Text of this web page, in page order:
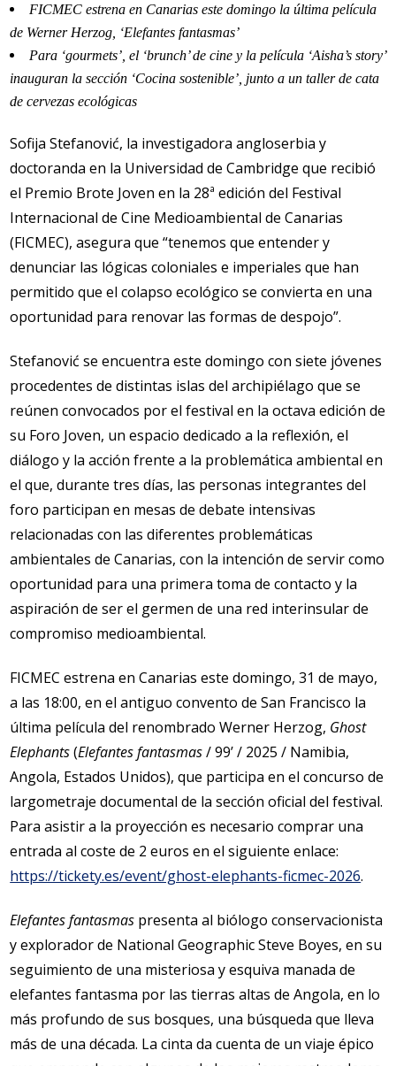
FICMEC estrena en Canarias este domingo la última película
de Werner Herzog, ‘Elefantes fantasmas’
Para ‘gourmets’, el ‘brunch’ de cine y la película ‘Aisha’s story’
inauguran la sección ‘Cocina sostenible’, junto a un taller de cata
de cervezas ecológicas
Sofija Stefanović, la investigadora angloserbia y
doctoranda en la Universidad de Cambridge que recibió
el Premio Brote Joven en la 28ª edición del Festival
Internacional de Cine Medioambiental de Canarias
(FICMEC), asegura que “tenemos que entender y
denunciar las lógicas coloniales e imperiales que han
permitido que el colapso ecológico se convierta en una
oportunidad para renovar las formas de despojo”.
Stefanović se encuentra este domingo con siete jóvenes
procedentes de distintas islas del archipiélago que se
reúnen convocados por el festival en la octava edición de
su Foro Joven, un espacio dedicado a la reflexión, el
diálogo y la acción frente a la problemática ambiental en
el que, durante tres días, las personas integrantes del
foro participan en mesas de debate intensivas
relacionadas con las diferentes problemáticas
ambientales de Canarias, con la intención de servir como
oportunidad para una primera toma de contacto y la
aspiración de ser el germen de una red interinsular de
compromiso medioambiental.
FICMEC estrena en Canarias este domingo, 31 de mayo,
a las 18:00, en el antiguo convento de San Francisco la
última película del renombrado Werner Herzog, Ghost
Elephants(Elefantes fantasmas/ 99’ / 2025 / Namibia,
Angola, Estados Unidos), que participa en el concurso de
largometraje documental de la sección oficial del festival.
Para asistir a la proyección es necesario comprar una
entrada al coste de 2 euros en el siguiente enlace:
https://tickety.es/event/ghost-elephants-ficmec-2026.
Elefantes fantasmas presenta al biólogo conservacionista
y explorador de National Geographic Steve Boyes, en su
seguimiento de una misteriosa y esquiva manada de
elefantes fantasma por las tierras altas de Angola, en lo
más profundo de sus bosques, una búsqueda que lleva
más de una década. La cinta da cuenta de un viaje épico